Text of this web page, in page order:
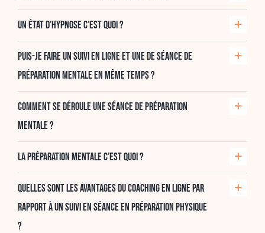
Un état d’hypnose c’est quoi ?
Puis-je faire un suivi en ligne et une de séance de
préparation mentale en même temps ?
Comment se déroule une séance de préparation
mentale ?
La préparation mentale c’est quoi ?
Quelles sont les avantages du coaching en ligne par
rapport à un suivi en séance en préparation physique
?